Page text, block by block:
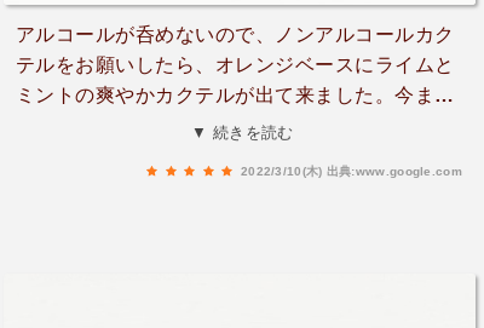
アルコールが呑めないので、ノンアルコールカク
テルをお願いしたら、オレンジベースにライムと
ミントの爽やかカクテルが出て来ました。今まで
に味わった事の無い美味しさでした。夜景も綺麗
▼ 続きを読む
2022/3/10(木) 出典:www.google.com